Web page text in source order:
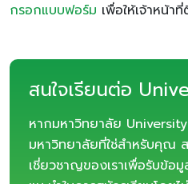
กรอกแบบฟอร์ม เพื่อให้เจ้าหน้า
สนใจเรียนต่อ
หากมหาวิทยาลัย
มหาวิทยาลัยที่ใช่สำหรับคุณ
เชี่ยวชาญของเราเพื่อรับข้อ